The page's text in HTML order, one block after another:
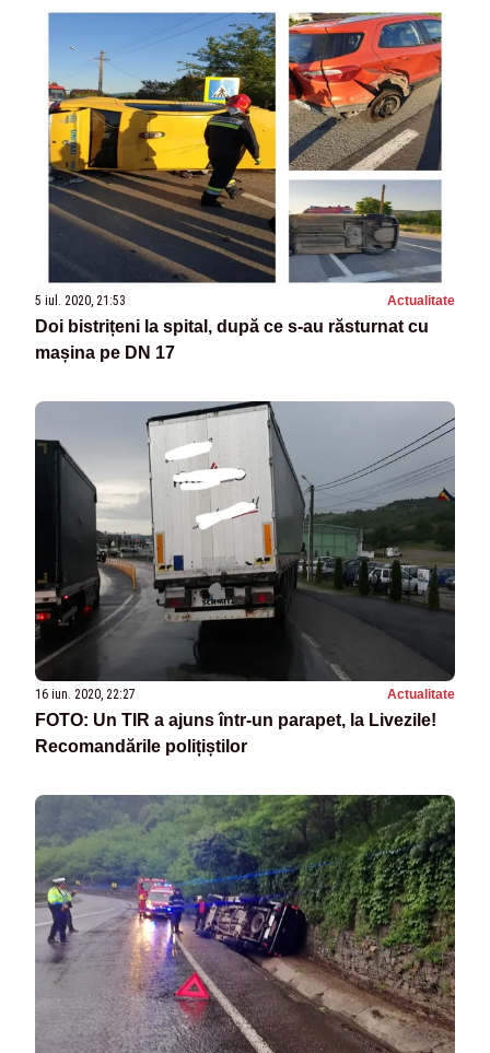
5 iul. 2020, 21:53 Actualitate
Doi bistrițeni la spital, după ce s-au răsturnat cu
mașina pe DN 17
16 iun. 2020, 22:27 Actualitate
FOTO: Un TIR a ajuns într-un parapet, la Livezile!
Recomandările polițiștilor